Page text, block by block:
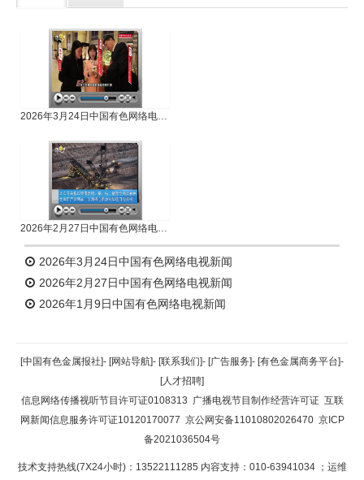
2026年3月24日中国有色网络电视新闻
2026年2月27日中国有色网络电视新闻
2026年3月24日中国有色网络电视新闻
2026年2月27日中国有色网络电视新闻
2026年1月9日中国有色网络电视新闻
[中国有色金属报社]- [网站导航]- [联系我们]- [广告服务]- [有色金属商务平台]-
[人才招聘]
信息网络传播视听节目许可证0108313 广播电视节目制作经营许可证 互联
网新闻信息服务许可证10120170077 京公网安备11010802026470 京ICP
备2021036504号
技术支持热线(7X24小时)：13522111285 内容支持：010-63941034 ；运维